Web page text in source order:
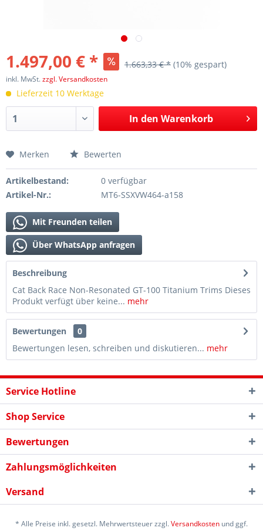
1.497,00 € * 1.663,33 € * (10% gespart)
inkl. MwSt.zzgl. Versandkosten
Lieferzeit 10 Werktage
In den Warenkorb
Merken Bewerten
Artikelbestand:
0 verfügbar
Artikel-Nr.:
MT6-SSXVW464-a158
Mit Freunden teilen
Über WhatsApp anfragen
Beschreibung
Cat Back Race Non-Resonated GT-100 Titanium Trims Dieses
Produkt verfügt über keine... mehr
Bewertungen
0
Bewertungen lesen, schreiben und diskutieren... mehr
Service Hotline
Shop Service
Bewertungen
Zahlungsmöglichkeiten
Versand
* Alle Preise inkl. gesetzl. Mehrwertsteuer zzgl.Versandkosten und ggf.